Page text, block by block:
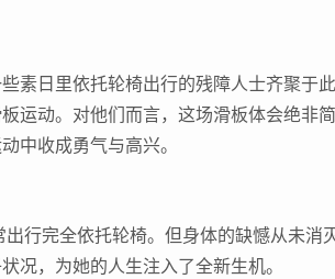
日里依托轮椅出行的残障人士齐聚于此
运动。对他们而言，这场滑板体会绝非
中收成勇气与高兴。
行完全依托轮椅。但身体的缺憾从未消
况，为她的人生注入了全新生机。